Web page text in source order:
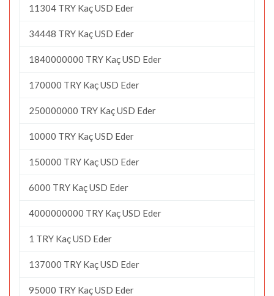
11304 TRY Kaç USD Eder
34448 TRY Kaç USD Eder
1840000000 TRY Kaç USD Eder
170000 TRY Kaç USD Eder
250000000 TRY Kaç USD Eder
10000 TRY Kaç USD Eder
150000 TRY Kaç USD Eder
6000 TRY Kaç USD Eder
4000000000 TRY Kaç USD Eder
1 TRY Kaç USD Eder
137000 TRY Kaç USD Eder
95000 TRY Kaç USD Eder